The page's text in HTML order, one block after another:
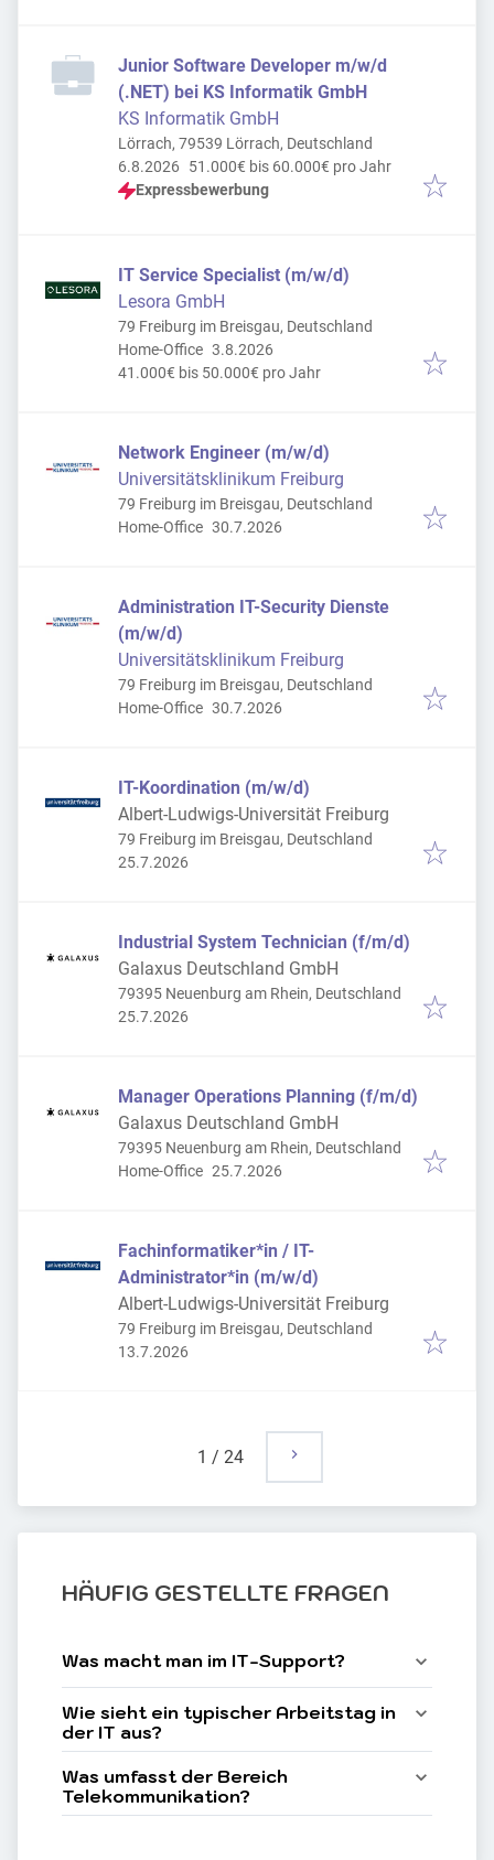
Junior Software Developer m/w/d
(.NET) bei KS Informatik GmbH
KS Informatik GmbH
Lörrach, 79539 Lörrach, Deutschland
Veröffentlicht:
6.8.2026 51.000€ bis 60.000€ pro Jahr
Expressbewerbung
IT Service Specialist (m/w/d)
Lesora GmbH
79 Freiburg im Breisgau, Deutschland
Home-Office Veröffentlicht
3.8.2026
41.000€ bis 50.000€ pro Jahr
Network Engineer (m/w/d)
Universitätsklinikum Freiburg
79 Freiburg im Breisgau, Deutschland
Home-Office Veröffentlicht
30.7.2026
Administration IT-Security Dienste
(m/w/d)
Universitätsklinikum Freiburg
79 Freiburg im Breisgau, Deutschland
Home-Office Veröffentlicht
30.7.2026
IT-Koordination (m/w/d)
Albert-Ludwigs-Universität Freiburg
79 Freiburg im Breisgau, Deutschland
Veröffentlicht
25.7.2026
Industrial System Technician (f/m/d)
Galaxus Deutschland GmbH
79395 Neuenburg am Rhein, Deutschland
Veröffentlicht
25.7.2026
Manager Operations Planning (f/m/d)
Galaxus Deutschland GmbH
79395 Neuenburg am Rhein, Deutschland
Home-Office Veröffentlicht
25.7.2026
Fachinformatiker*in / IT-
Administrator*in (m/w/d)
Albert-Ludwigs-Universität Freiburg
79 Freiburg im Breisgau, Deutschland
Veröffentlicht
13.7.2026
1 / 24
HÄUFIG GESTELLTE FRAGEN
Was macht man im IT-Support?
Wie sieht ein typischer Arbeitstag in
der IT aus?
Was umfasst der Bereich
Telekommunikation?